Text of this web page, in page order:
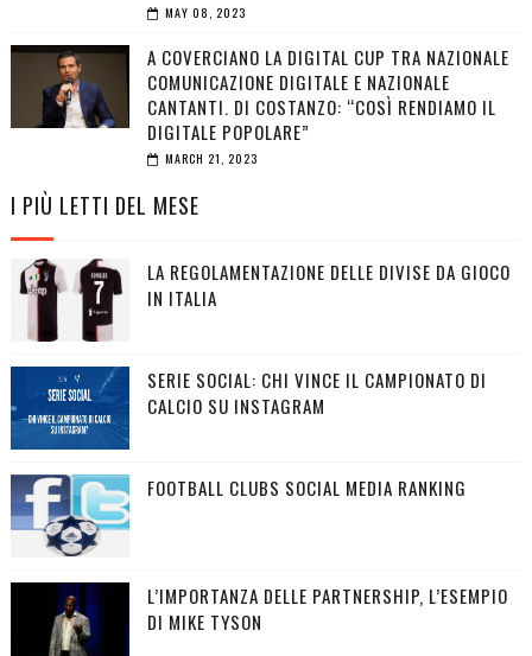
MAY 08, 2023
A COVERCIANO LA DIGITAL CUP TRA NAZIONALE
COMUNICAZIONE DIGITALE E NAZIONALE
CANTANTI. DI COSTANZO: “COSÌ RENDIAMO IL
DIGITALE POPOLARE”
MARCH 21, 2023
I PIÙ LETTI DEL MESE
LA REGOLAMENTAZIONE DELLE DIVISE DA GIOCO
IN ITALIA
SERIE SOCIAL: CHI VINCE IL CAMPIONATO DI
CALCIO SU INSTAGRAM
FOOTBALL CLUBS SOCIAL MEDIA RANKING
L’IMPORTANZA DELLE PARTNERSHIP, L’ESEMPIO
DI MIKE TYSON